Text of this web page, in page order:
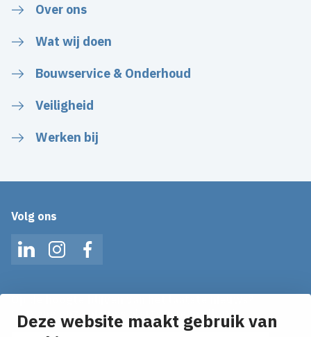
Deze website maakt gebruik van
Over ons
Wat wij doen
Bouwservice & Onderhoud
Veiligheid
Werken bij
Volg ons
LinkedInInstagramFacebook
Ontvang onze nieuws alerts in je mailbox!